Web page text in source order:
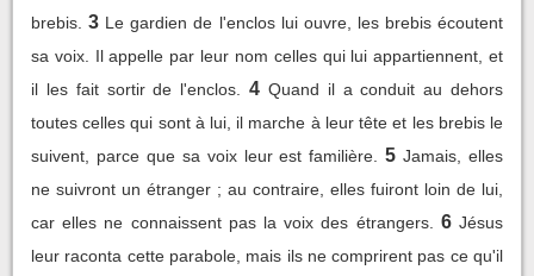
brebis. 3 Le gardien de l'enclos lui ouvre, les brebis écoutent
sa voix. Il appelle par leur nom celles qui lui appartiennent, et
il les fait sortir de l'enclos.
4 Quand il a conduit au dehors
toutes celles qui sont à lui, il marche à leur tête et les brebis le
suivent, parce que sa voix leur est familière.
5 Jamais, elles
ne suivront un étranger ; au contraire, elles fuiront loin de lui,
car elles ne connaissent pas la voix des étrangers.
6 Jésus
leur raconta cette parabole, mais ils ne comprirent pas ce qu'il